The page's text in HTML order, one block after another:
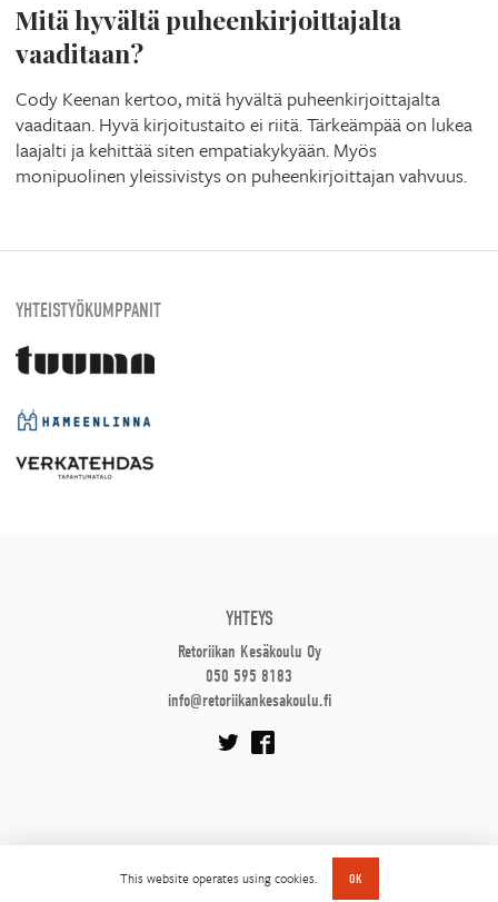
This website operates using cookies. OK
Mitä hyvältä puheenkirjoittajalta
vaaditaan?
Cody Keenan kertoo, mitä hyvältä puheenkirjoittajalta
vaaditaan. Hyvä kirjoitustaito ei riitä. Tärkeämpää on lukea
laajalti ja kehittää siten empatiakykyään. Myös
monipuolinen yleissivistys on puheenkirjoittajan vahvuus.
YHTEISTYÖKUMPPANIT
YHTEYS
Retoriikan Kesäkoulu Oy
050 595 8183
info@retoriikankesakoulu.fi